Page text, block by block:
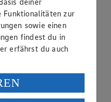
zur
sowie einen
findest du in
erfährst du auch
Daten in den